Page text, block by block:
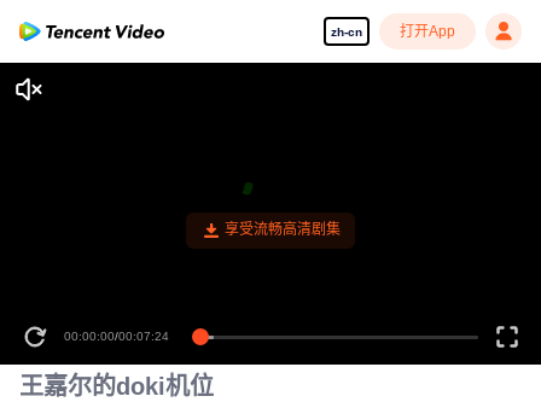
zh-cn 打开App
享受流畅高清剧集
00:00:00/00:07:24
王嘉尔的doki机位